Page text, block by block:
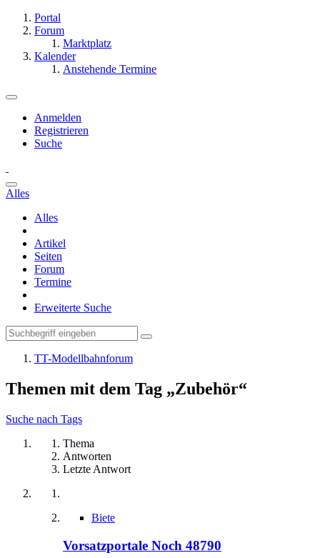
Portal
Forum
Marktplatz
Kalender
Anstehende Termine
Anmelden
Registrieren
Suche
Alles
Alles
Artikel
Seiten
Forum
Termine
Erweiterte Suche
TT-Modellbahnforum
Themen mit dem Tag „Zubehör“
Suche nach Tags
Thema
Antworten
Letzte Antwort
Biete
Vorsatzportale Noch 48790